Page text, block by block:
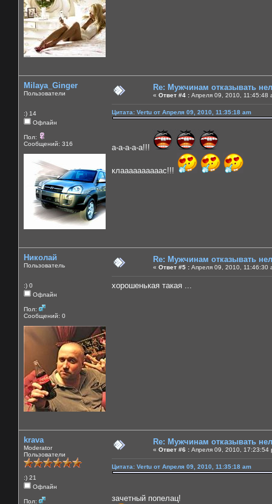
Milaya_Ginger
Пользователи
:) 14
Офлайн
Пол:
Сообщений: 316
Re: Мужчинам отказывать
« Ответ #4 : Апреля 09, 2010, 11:45:48
Цитата: Vertu от Апреля 09, 2010, 11:35:18 am
а-а-а-а-а!!!
клаааааааааас!!!
Николай
Пользователь
:) 0
Офлайн
Пол:
Сообщений: 0
Re: Мужчинам отказывать
« Ответ #5 : Апреля 09, 2010, 11:46:30
хорошенькая такая ...
krava
Moderator
Пользователи
:) 21
Офлайн
Пол:
Re: Мужчинам отказывать
« Ответ #6 : Апреля 09, 2010, 17:23:54
Цитата: Vertu от Апреля 09, 2010, 11:35:18 am
зачетный попелац!